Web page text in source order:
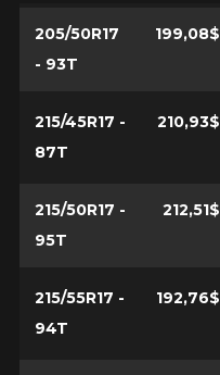
205/50R17
- 93T
199,08$
215/45R17 -
87T
210,93$
215/50R17 -
95T
212,51$
215/55R17 -
94T
192,76$